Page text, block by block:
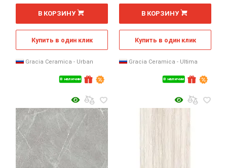
В наличии
м
В КОРЗИНУ
Купить в один клик
Gracia Ceramica - Urban
В наличии
м
В КОРЗИНУ
Купить в один клик
Gracia Ceramica - Ultima